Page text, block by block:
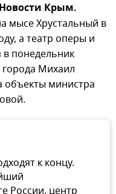
Крым.
мысе Хрустальный в
а театр оперы и
понедельник
Михаил
объекты министра
к концу.